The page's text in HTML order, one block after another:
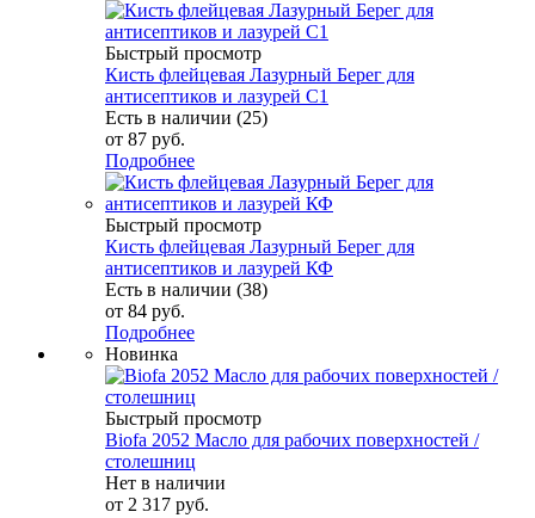
Быстрый просмотр
Кисть флейцевая Лазурный Берег для
антисептиков и лазурей C1
Есть в наличии (25)
от 87 руб.
Подробнее
Быстрый просмотр
Кисть флейцевая Лазурный Берег для
антисептиков и лазурей КФ
Есть в наличии (38)
от 84 руб.
Подробнее
Новинка
Быстрый просмотр
Biofa 2052 Масло для рабочих поверхностей /
столешниц
Нет в наличии
от 2 317 руб.